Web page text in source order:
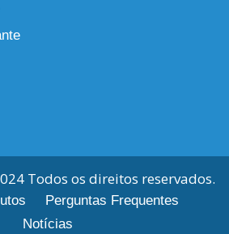
Todos os direitos reservados.
Perguntas Frequentes
Notícias